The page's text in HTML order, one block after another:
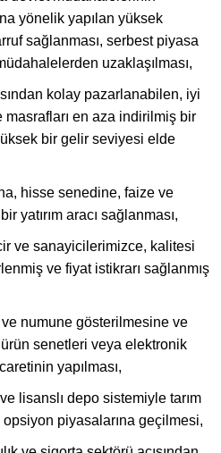
yönelik yapılan yüksek
sağlanması, serbest piyasa
uzaklaşılması,
kolay pazarlanabilen, iyi
en aza indirilmiş bir
bir gelir seviyesi elde
hisse senedine, faize ve
yatırım aracı sağlanması,
ve sanayicilerimizce, kalitesi
ve fiyat istikrarı sağlanmış
numune gösterilmesine ve
senetleri veya elektronik
yapılması,
lisanslı depo sistemiyle tarım
piyasalarına geçilmesi,